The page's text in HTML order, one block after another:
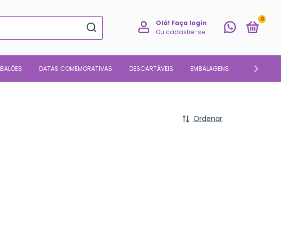
Olá! Faça login
Ou cadastre-se
0
BALÕES DATAS COMEMORATIVAS DESCARTÁVEIS EMBALAGENS PARA O LAR
Ordenar